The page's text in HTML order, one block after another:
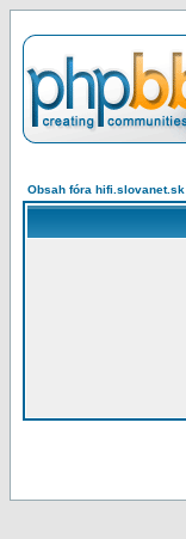
Obsah fóra hifi.slovanet.sk